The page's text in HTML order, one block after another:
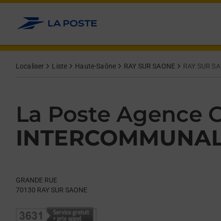
Allez au contenu
Localiser Liste Haute-Saône RAY SUR SAONE RAY SUR
La Poste Agence
GRANDE RUE
70130 RAY SUR SAONE
Day of the WeekHours
Get directions to La Poste Agence Communale at GRANDE RUE
lien s'ouvre dans un nouvel onglet